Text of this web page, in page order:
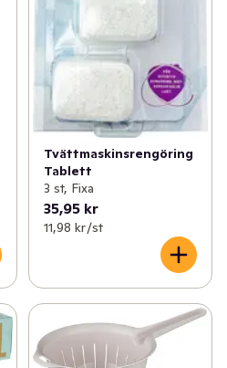
Tvättmaskinsrengöring
Tablett
3 st, Fixa
35,95 kr
11,98 kr /st